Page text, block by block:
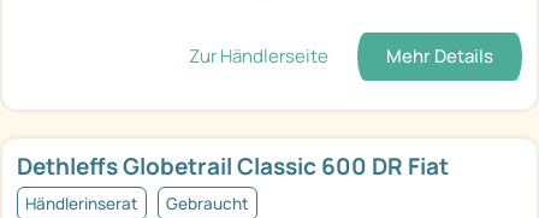
Zur Händlerseite Mehr Details
Dethleffs Globetrail Classic 600 DR Fiat
Händlerinserat Gebraucht